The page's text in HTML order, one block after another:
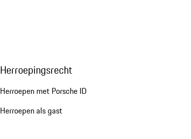
Herroepingsrecht
Herroepen met Porsche ID
Herroepen als gast